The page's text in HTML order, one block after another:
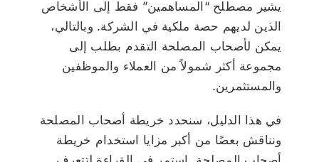
يشير مصطلح “المساهمين” فقط إلى الأشخاص
الذين لديهم حصة ملكية في الشركة. وبالتالي،
يمكن لأصحاب المصلحة التقدم بطلب إلى
مجموعة أكثر شمولاً من العملاء والموظفين
والمستثمرين.
في هذا الدليل، سنحدد خريطة أصحاب المصلحة
ونناقش بعضًا من أكبر مزايا استخدام خريطة